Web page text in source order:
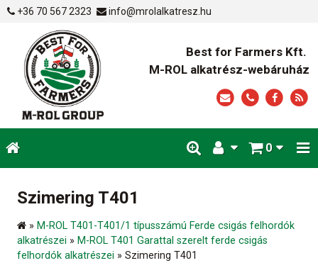
+36 70 567 2323 info@mrolalkatresz.hu
Best for Farmers Kft.
M-ROL alkatrész-webáruház
0
Szimering T401
» M-ROL T401-T401/1 típusszámú Ferde csigás felhordók
alkatrészei » M-ROL T401 Garattal szerelt ferde csigás
felhordók alkatrészei » Szimering T401